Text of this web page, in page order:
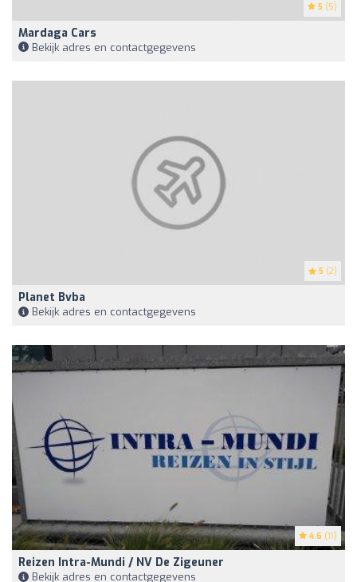
5 (5)
Mardaga Cars
Bekijk adres en contactgegevens
5 (2)
Planet Bvba
Bekijk adres en contactgegevens
4.6 (11)
Reizen Intra-Mundi / NV De Zigeuner
Bekijk adres en contactgegevens